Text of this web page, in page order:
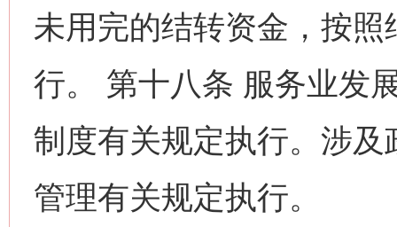
未用完的结转资金，按
行。 第十八条 服务业发
制度有关规定执行。涉
管理有关规定执行。